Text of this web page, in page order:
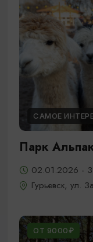
САМОЕ
Парк
02.01.2026 -
Гурьевск, ул.
ОТ 9000₽